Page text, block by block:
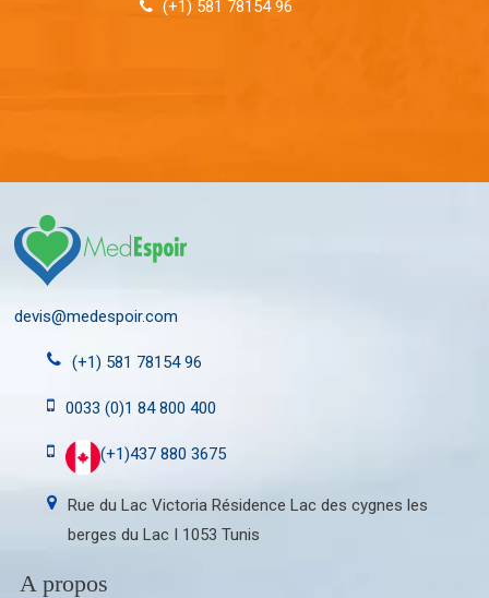
(+1) 581 78154 96
devis@medespoir.com
(+1) 581 78154 96
0033 (0)1 84 800 400
(+1)437 880 3675
Rue du Lac Victoria Résidence Lac des cygnes les
berges du Lac I 1053 Tunis
A propos